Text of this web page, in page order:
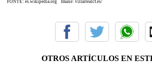
FONTE: es.wikipedia.org Imaxe: villarrealcf.es/
OTROS ARTÍCULOS EN